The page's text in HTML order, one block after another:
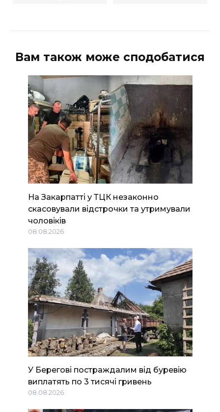
Вам також може сподобатися
На Закарпатті у ТЦК незаконно
скасовували відстрочки та утримували
чоловіків
08.08.2026
У Берегові постраждалим від буревію
виплатять по 3 тисячі гривень
08.08.2026